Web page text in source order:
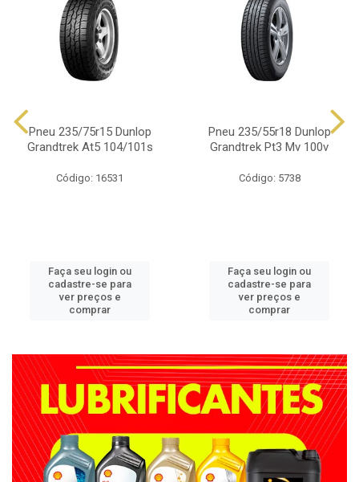
Pneu 235/75r15 Dunlop
Grandtrek At5 104/101s
Código: 16531
Faça seu login ou
cadastre-se para
ver preços e
comprar
Pneu 235/55r18 Dunlop
Grandtrek Pt3 Mv 100v
Código: 5738
Faça seu login ou
cadastre-se para
ver preços e
comprar